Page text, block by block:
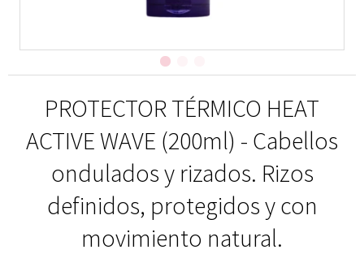
PROTECTOR TÉRMICO HEAT
ACTIVE WAVE (200ml) - Cabellos
ondulados y rizados. Rizos
definidos, protegidos y con
movimiento natural.